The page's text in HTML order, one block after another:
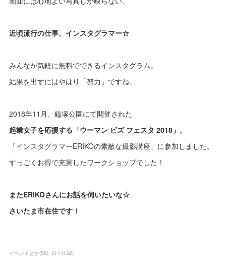
近頃流行の仕事、インスタグラマー☆
みんなが気軽に無料でできるインスタグラム。
結果を出すにはやはり「努力」ですね。
2018年11月、鐘塚公園にて開催された
起業女子を応援する「ウーマン ビズ フェスタ 2018」。
「インスタグラマーERIKOの素敵な撮影講座」に参加しました。
すっごくお得で充実したワークショップでした！
またERIKOさんにお話を伺いたいな☆
さいたま市在住です！
イベントとか(58) 日々 (132)